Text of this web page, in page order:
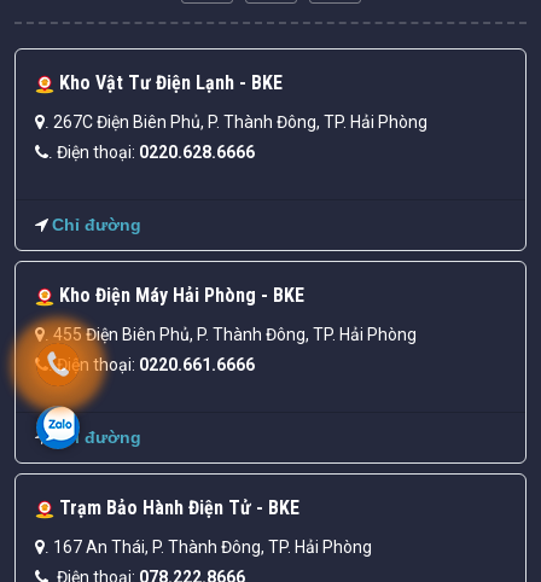
Kho Vật Tư Điện Lạnh - BKE
267C Điện Biên Phủ, P. Thành Đông, TP. Hải Phòng
Điện thoại: 0220.628.6666
Chỉ đường
Kho Điện Máy Hải Phòng - BKE
455 Điện Biên Phủ, P. Thành Đông, TP. Hải Phòng
.Điện thoại: 0220.661.6666
Chỉ đường
Trạm Bảo Hành Điện Tử - BKE
167 An Thái, P. Thành Đông, TP. Hải Phòng
Điện thoại: 078.222.8666